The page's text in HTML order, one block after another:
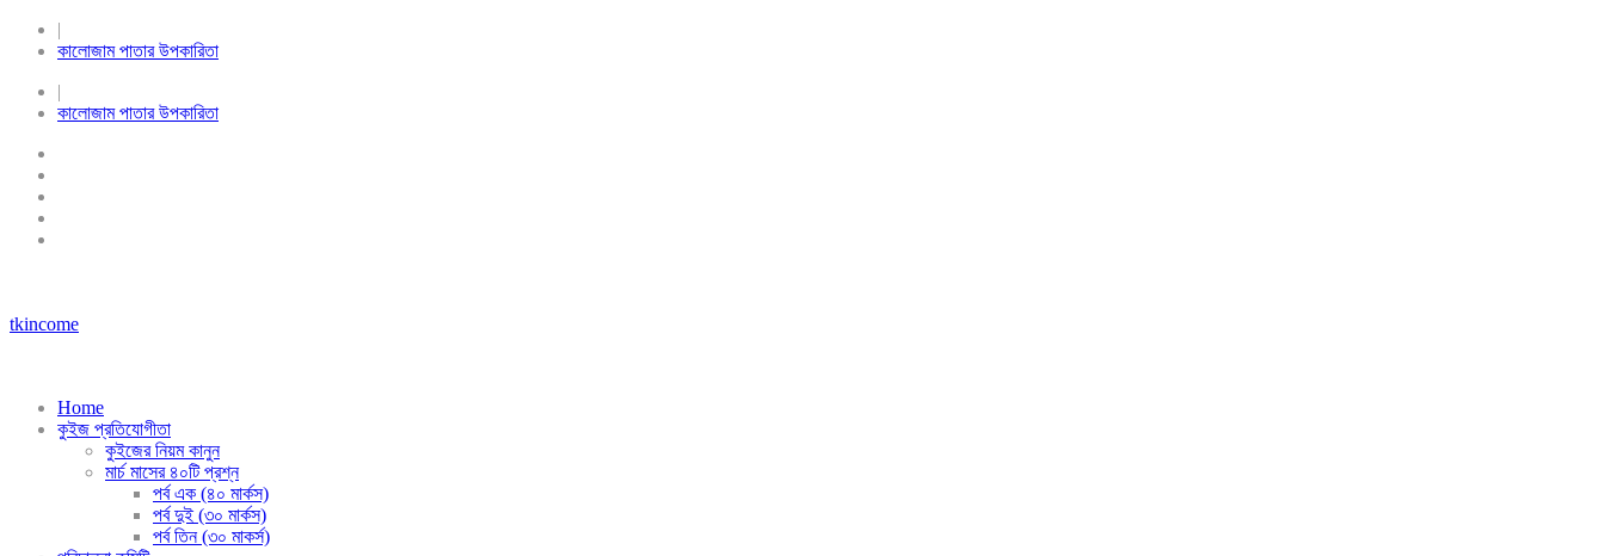
|
কালোজাম পাতার উপকারিতা
|
কালোজাম পাতার উপকারিতা
tkincome
Home
কুইজ প্রতিযোগীতা
কুইজের নিয়ম কানুন
মার্চ মাসের ৪০টি প্রশ্ন
পর্ব এক (৪০ মার্কস)
পর্ব দুই (৩০ মার্কস)
পর্ব তিন (৩০ মাকর্স)